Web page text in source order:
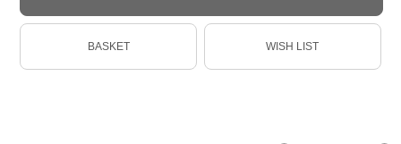
BASKET WISH LIST